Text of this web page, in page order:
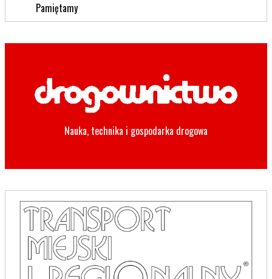
Pamiętamy
Nauka, technika i gospodarka drogowa